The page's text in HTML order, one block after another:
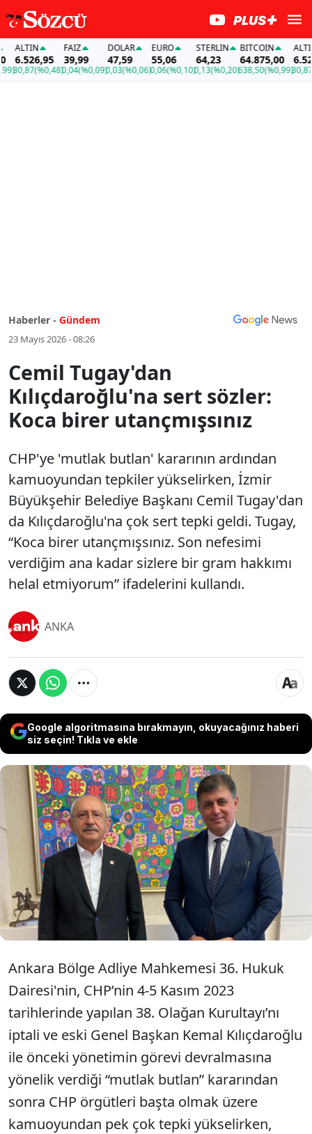
ALTIN
6.526,95
(%0,48)
FAİZ
39,99
0,04(%0,09)
DOLAR
47,59
0,03(%0,06)
EURO
55,06
0,06(%0,10)
STERLIN
64,23
0,13(%0,20)
BITCOIN
64.875,00
638,50(%0,99)
ALTIN
30,87
Haberler - Gündem
23 Mayıs 2026 - 08:26
Cemil Tugay'dan
Kılıçdaroğlu'na sert sözler:
Koca birer utançmışsınız
CHP'ye 'mutlak butlan' kararının ardından
kamuoyundan tepkiler yükselirken, İzmir
Büyükşehir Belediye Başkanı Cemil Tugay'dan
da Kılıçdaroğlu'na çok sert tepki geldi. Tugay,
“Koca birer utançmışsınız. Son nefesimi
verdiğim ana kadar sizlere bir gram hakkımı
helal etmiyorum” ifadelerini kullandı.
ANKA
Google algoritmasına bırakmayın, okuyacağınız haberi
siz seçin! Tıkla ve ekle
CHP'ye 'mutlak butlan' kararının ardından
kamuoyundan tepkiler yükselirken, İzmir
Büyükşehir Belediye Başkanı Cemil Tugay'dan da
Kılıçdaroğlu'na çok sert tepki geldi. Tugay, “Koca
birer utançmışsınız. Son nefesimi verdiğim ana
kadar sizlere bir gram hakkımı helal etmiyorum”
ifadelerini kullandı.
Ankara Bölge Adliye Mahkemesi 36. Hukuk
Dairesi'nin, CHP’nin 4-5 Kasım 2023
tarihlerinde yapılan 38. Olağan Kurultayı’nı
iptali ve eski Genel Başkan Kemal Kılıçdaroğlu
ile önceki yönetimin görevi devralmasına
yönelik verdiği “mutlak butlan” kararından
sonra CHP örgütleri başta olmak üzere
kamuoyundan pek çok tepki yükselirken,